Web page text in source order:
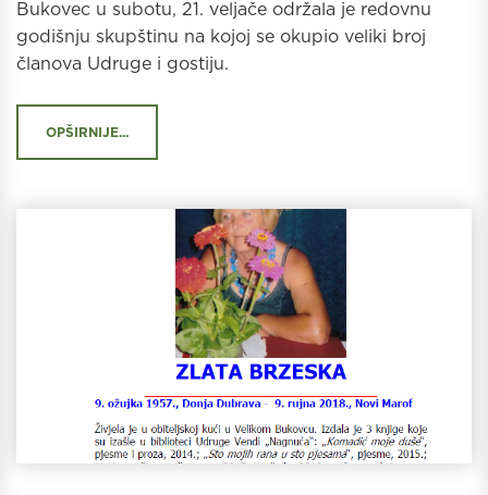
Bukovec u subotu, 21. veljače održala je redovnu
godišnju skupštinu na kojoj se okupio veliki broj
članova Udruge i gostiju.
OPŠIRNIJE...